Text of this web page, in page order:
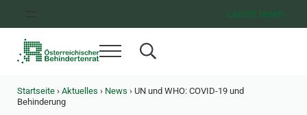
Leicht lesen
Menü Search...
Startseite › Aktuelles › News ›UN und WHO: COVID-19 und
Behinderung